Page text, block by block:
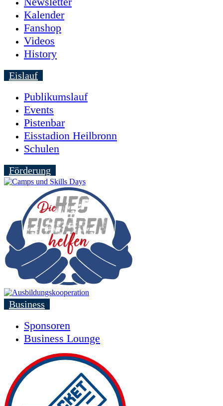
Kalender
Fanshop
Videos
History
Eislauf
Publikumslauf
Events
Pistenbar
Eisstadion Heilbronn
Schulen
Förderung
Business
Sponsoren
Business Lounge